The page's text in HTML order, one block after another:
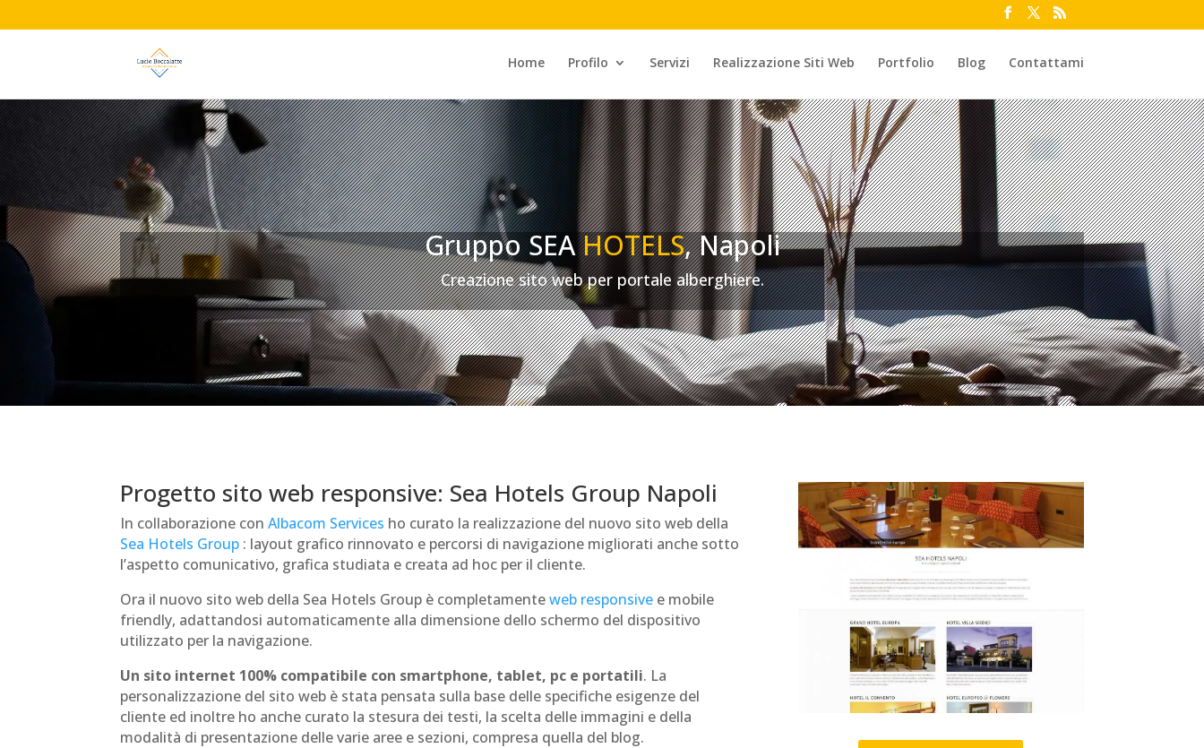
Home Profilo Servizi Realizzazione Siti Web Portfolio Blog Contattami
Gruppo SEAHOTELS, Napoli
Creazione sito web per portale alberghiere.
Progetto sito web responsive: Sea Hotels Group Napoli
In collaborazione conAlbacom Services ho curato la realizzazione del nuovo sito web della
Sea Hotels Group : layout grafico rinnovato e percorsi di navigazione migliorati anche sotto
l’aspetto comunicativo, grafica studiata e creata ad hoc per il cliente.
Ora il nuovo sito web della Sea Hotels Group è completamenteweb responsive e mobile
friendly, adattandosi automaticamente alla dimensione dello schermo del dispositivo
utilizzato per la navigazione.
Un sito internet 100% compatibile con smartphone, tablet, pc e portatili. La
personalizzazione del sito web è stata pensata sulla base delle specifiche esigenze del
cliente ed inoltre ho anche curato la stesura dei testi, la scelta delle immagini e della
modalità di presentazione delle varie aree e sezioni, compresa quella del blog.